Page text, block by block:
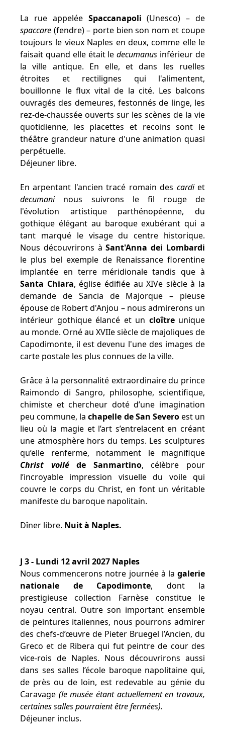
La rue appelée Spaccanapoli (Unesco) – de
spaccare (fendre) – porte bien son nom et coupe
toujours le vieux Naples en deux, comme elle le
faisait quand elle était ledecumanus inférieur de
la ville antique. En elle, et dans les ruelles
étroites et rectilignes qui l'alimentent,
bouillonne le flux vital de la cité. Les balcons
ouvragés des demeures, festonnés de linge, les
rez-de-chaussée ouverts sur les scènes de la vie
quotidienne, les placettes et recoins sont le
théâtre grandeur nature d'une animation quasi
perpétuelle.
Déjeuner libre.
En arpentant l'ancien tracé romain des cardiet
decumaninous suivrons le fil rouge de
l'évolution artistique parthénopéenne, du
gothique élégant au baroque exubérant qui a
tant marqué le visage du centre historique.
Nous découvrirons àSant'Anna dei Lombardi
le plus bel exemple de Renaissance florentine
implantée en terre méridionale tandis que à
Santa Chiara, église édifiée au XIVe siècle à la
demande de Sancia de Majorque – pieuse
épouse de Robert d'Anjou – nous admirerons un
intérieur gothique élancé et un cloîtreunique
au monde. Orné au XVIIe siècle de majoliques de
Capodimonte, il est devenu l'une des images de
carte postale les plus connues de la ville.
Grâce à la personnalité extraordinaire du prince
Raimondo di Sangro, philosophe, scientifique,
chimiste et chercheur doté d’une imagination
peu commune, lachapelle de San Severoest un
lieu où la magie et l’art s’entrelacent en créant
une atmosphère hors du temps. Les sculptures
qu’elle renferme, notamment le magnifique
Christ voiléde Sanmartino, célèbre pour
l’incroyable impression visuelle du voile qui
couvre le corps du Christ, en font un véritable
manifeste du baroque napolitain.
Dîner libre. Nuit à Naples.
J 3 - Lundi 12 avril 2027 Naples
Nous commencerons notre journée à la galerie
nationale de Capodimonte, dont la
prestigieuse collection Farnèse constitue le
noyau central. Outre son important ensemble
de peintures italiennes, nous pourrons admirer
des chefs-d’œuvre de Pieter Bruegel l’Ancien, du
Greco et de Ribera qui fut peintre de cour des
vice-rois de Naples. Nous découvrirons aussi
dans ses salles l’école baroque napolitaine qui,
de près ou de loin, est redevable au génie du
Caravage (le musée étant actuellement en travaux,
certaines salles pourraient être fermées).
Déjeuner inclus.